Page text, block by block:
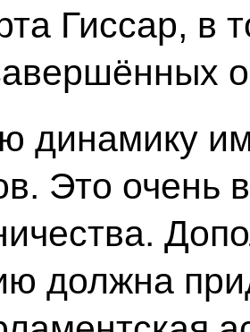
Гиссар, в
динамику
Это очень
должна